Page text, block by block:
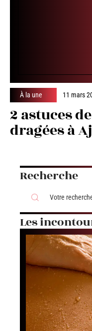
À la une 11 mars
2 astuces
dragées à
Recherche
Les